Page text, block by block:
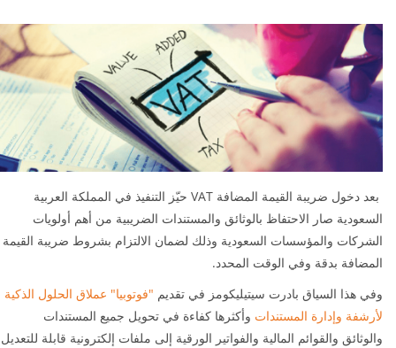
بعد دخول ضريبة القيمة المضافة VAT حيّز التنفيذ في المملكة العربية
السعودية صار الاحتفاظ بالوثائق والمستندات الضريبية من أهم أولويات
الشركات والمؤسسات السعودية وذلك لضمان الالتزام بشروط ضريبة القيمة
المضافة بدقة وفي الوقت المحدد.
وفي هذا السياق بادرت سيتيليكومز في تقديم "فوتوبيا" عملاق الحلول الذكية
لأرشفة وإدارة المستندات وأكثرها كفاءة في تحويل جميع المستندات
والوثائق والقوائم المالية والفواتير الورقية إلى ملفات إلكترونية قابلة للتعديل